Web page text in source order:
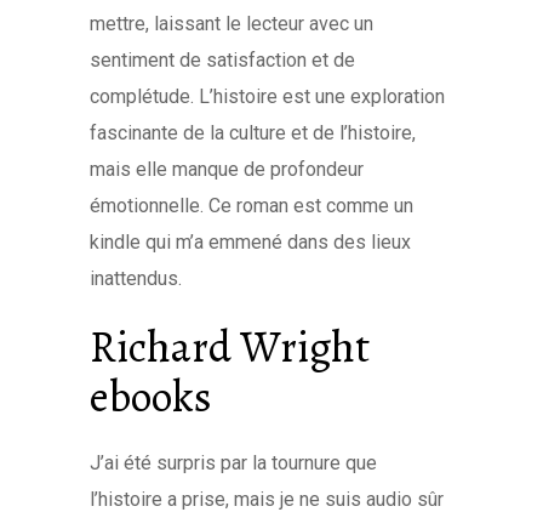
mettre, laissant le lecteur avec un
sentiment de satisfaction et de
complétude. L’histoire est une exploration
fascinante de la culture et de l’histoire,
mais elle manque de profondeur
émotionnelle. Ce roman est comme un
kindle qui m’a emmené dans des lieux
inattendus.
Richard Wright
ebooks
J’ai été surpris par la tournure que
l’histoire a prise, mais je ne suis audio sûr